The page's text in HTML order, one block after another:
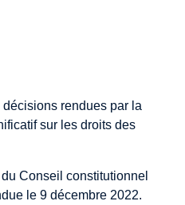
rendues par la
sur les droits des
Conseil constitutionnel
le 9 décembre 2022.